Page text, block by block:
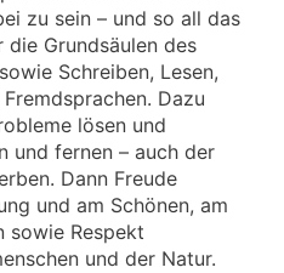
zu sein – und so all das
Grundsäulen des
Schreiben, Lesen,
Dazu
lösen und
und fernen – auch der
Dann Freude
und am Schönen, am
sowie Respekt
und der Natur.